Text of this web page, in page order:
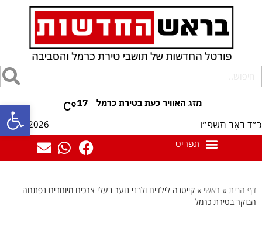
פתח 17
°C
כ״ד בְּאָב תשפ״ו 07/08/2026
דף הבית » ראשי » קייטנה לילדים ולבני נוער בעלי צרכים מיוחדים נפתחה
הבוקר בטירת כרמל